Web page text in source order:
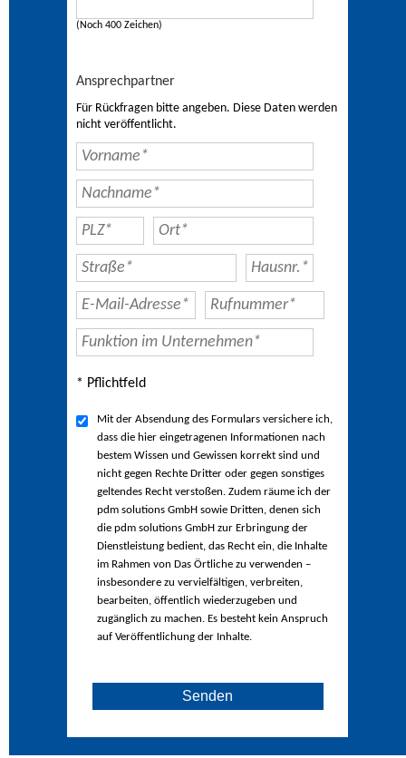
(Noch 400 Zeichen)
Ansprechpartner
Für Rückfragen bitte angeben. Diese Daten werden
nicht veröffentlicht.
* Pflichtfeld
Mit der Absendung des Formulars versichere ich,
dass die hier eingetragenen Informationen nach
bestem Wissen und Gewissen korrekt sind und
nicht gegen Rechte Dritter oder gegen sonstiges
geltendes Recht verstoßen. Zudem räume ich der
pdm solutions GmbH sowie Dritten, denen sich
die pdm solutions GmbH zur Erbringung der
Dienstleistung bedient, das Recht ein, die Inhalte
im Rahmen von Das Örtliche zu verwenden –
insbesondere zu vervielfältigen, verbreiten,
bearbeiten, öffentlich wiederzugeben und
zugänglich zu machen. Es besteht kein Anspruch
auf Veröffentlichung der Inhalte.
Senden